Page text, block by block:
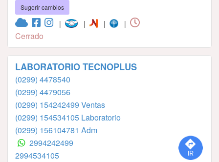
Sugerir cambios
| | | |
Cerrado
LABORATORIO TECNOPLUS
(0299) 4478540
(0299) 4479056
(0299) 154242499 Ventas
(0299) 154534105 Laboratorio
(0299) 156104781 Adm
2994242499
2994534105